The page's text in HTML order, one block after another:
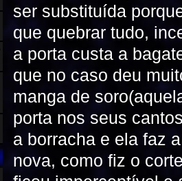
ser substituída
que quebrar tudo,
a porta custa a
que no caso deu
manga de
porta nos seus
a borracha e ela faz
nova, como fiz o